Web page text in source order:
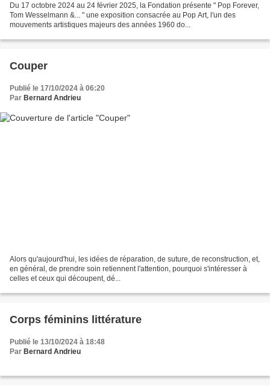
Du 17 octobre 2024 au 24 février 2025, la Fondation présente " Pop Forever,
Tom Wesselmann &... " une exposition consacrée au Pop Art, l'un des
mouvements artistiques majeurs des années 1960 do...
Couper
Publié le 17/10/2024 à 06:20
Par Bernard Andrieu
Alors qu'aujourd'hui, les idées de réparation, de suture, de reconstruction, et,
en général, de prendre soin retiennent l'attention, pourquoi s'intéresser à
celles et ceux qui découpent, dé...
Corps féminins littérature
Publié le 13/10/2024 à 18:48
Par Bernard Andrieu